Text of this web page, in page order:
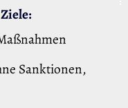
Sanktionen,